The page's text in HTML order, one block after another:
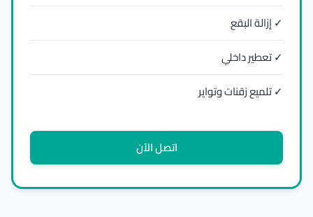
✓ إزالة البقع
✓ تعطير داخلي
✓ تلميع زقنات وتواير
اتصل الآن